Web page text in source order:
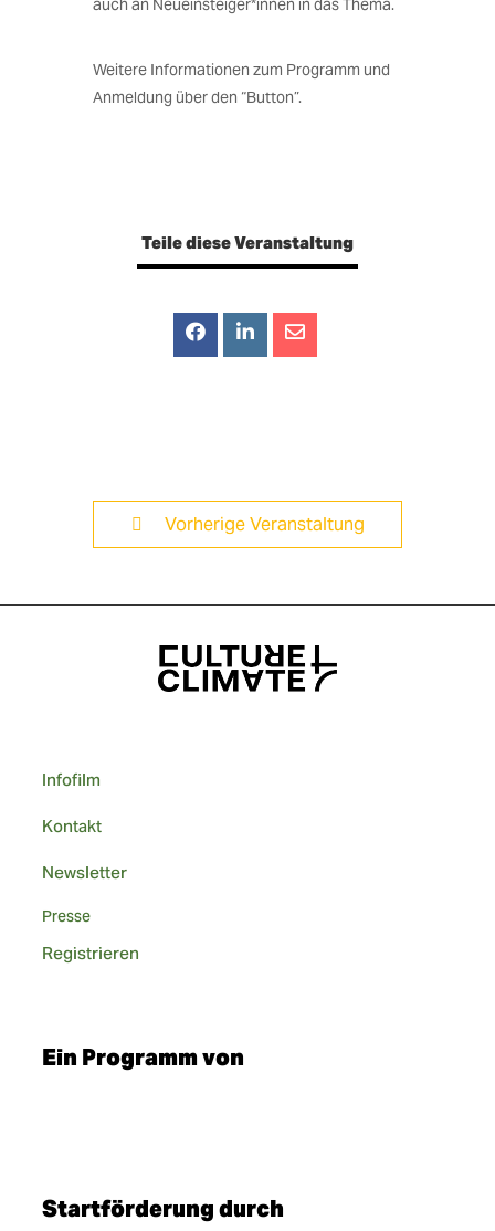
auch an Neueinsteiger*innen in das Thema.
Weitere Informationen zum Programm und
Anmeldung über den “Button”.
Teile diese Veranstaltung
Vorherige Veranstaltung
Infofilm
Kontakt
Newsletter
Presse
Registrieren
Ein Programm von
Startförderung durch